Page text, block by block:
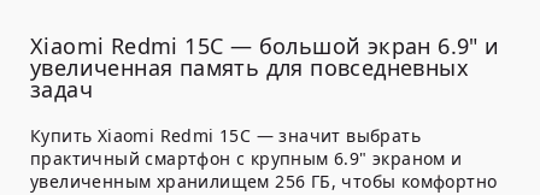
Xiaomi Redmi 15C — большой экран 6.9" и
увеличенная память для повседневных
задач
Купить Xiaomi Redmi 15C — значит выбрать
практичный смартфон с крупным 6.9" экраном и
увеличенным хранилищем 256 ГБ, чтобы комфортно